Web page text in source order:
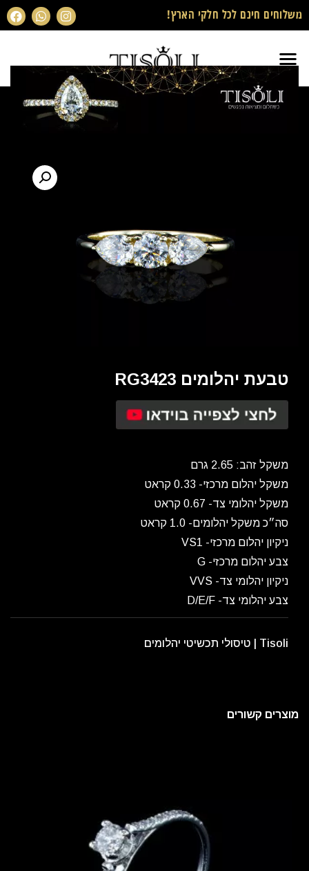
משלוחים חינם לכל חלקי הארץ!
טבעת יהלומים RG3423
משקל זהב: 2.65 גרם
משקל יהלום מרכזי- 0.33 קראט
משקל יהלומי צד- 0.67 קראט
סה״כ משקל יהלומים- 1.0 קראט
ניקיון יהלום מרכזי- VS1
צבע יהלום מרכזי- G
ניקיון יהלומי צד- VVS
צבע יהלומי צד- D/E/F
Tisoli | טיסולי תכשיטי יהלומים
מוצרים קשורים